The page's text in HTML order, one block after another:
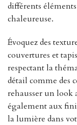
différents
chaleureuse.
Évoquez des
couvertures et
respectant la
détail comme des
rehausser un look
également aux
la lumière dans